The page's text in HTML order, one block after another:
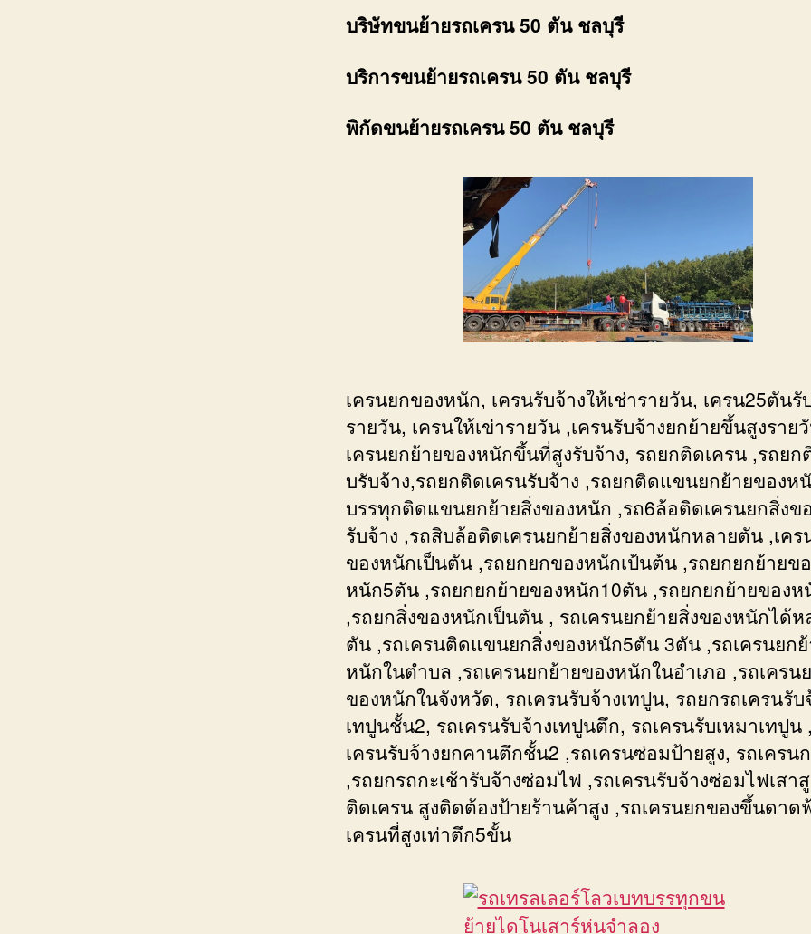
บริษัทขนย้ายรถเครน 50 ตัน ชลบุรี
บริการขนย้ายรถเครน 50 ตัน ชลบุรี
พิกัดขนย้ายรถเครน 50 ตัน ชลบุรี
เครนยกของหนัก, เครนรับจ้างให้เช่ารายวัน, เครน25ตันรั
รายวัน, เครนให้เข่ารายวัน ,เครนรับจ้างยกย้ายขึ้นสูงราย
เครนยกย้ายของหนักขึ้นที่สูงรับจ้าง, รถยกติดเครน ,รถยก
บรับจ้าง,รถยกติดเครนรับจ้าง ,รถยกติดแขนยกย้ายของห
บรรทุกติดแขนยกย้ายสิ่งของหนัก ,รถ6ล้อติดเครนยกสิ่งข
รับจ้าง ,รถสิบล้อติดเครนยกย้ายสิ่งของหนักหลายตัน ,เคร
ของหนักเป็นตัน ,รถยกยกของหนักเป้นต้น ,รถยกยกย้ายข
หนัก5ตัน ,รถยกยกย้ายของหนัก10ตัน ,รถยกยกย้ายของ
,รถยกสิ่งของหนักเป็นตัน , รถเครนยกย้ายสิ่งของหนักได้ห
ตัน ,รถเครนติดแขนยกสิ่งของหนัก5ตัน 3ตัน ,รถเครนยก
หนักในตำบล ,รถเครนยกย้ายของหนักในอำเภอ ,รถเครน
ของหนักในจังหวัด, รถเครนรับจ้างเทปูน, รถยกรถเครนรับ
เทปูนชั้น2, รถเครนรับจ้างเทปูนตึก, รถเครนรับเหมาเทปูน
เครนรับจ้างยกคานตึกชั้น2 ,รถเครนซ่อมป้ายสูง, รถเครนก
,รถยกรถกะเช้ารับจ้างซ่อมไฟ ,รถเครนรับจ้างซ่อมไฟเสา
ติดเครน สูงติดต้องป้ายร้านค้าสูง ,รถเครนยกของขึ้นดาด
เครนที่สูงเท่าตึก5ขั้น